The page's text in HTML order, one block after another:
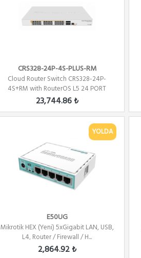
CRS328-24P-4S-PLUS-RM
Cloud Router Switch CRS328-24P-
4S+RM with RouterOS L5 24 PORT
480W...
23,744.86 ₺
YOLDA
E50UG
Mikrotik HEX (Yeni) 5xGigabit LAN, USB,
L4, Router / Firewall / H...
2,864.92 ₺